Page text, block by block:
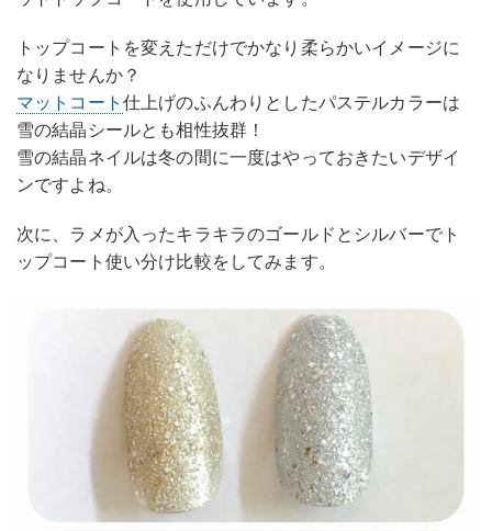
トップコートを変えただけでかなり柔らかいイメージに
なりませんか？
マットコート 仕上げのふんわりとしたパステルカラーは
雪の結晶シールとも相性抜群！
雪の結晶ネイルは冬の間に一度はやっておきたいデザイ
ンですよね。
次に、ラメが入ったキラキラのゴールドとシルバーでト
ップコート使い分け比較をしてみます。